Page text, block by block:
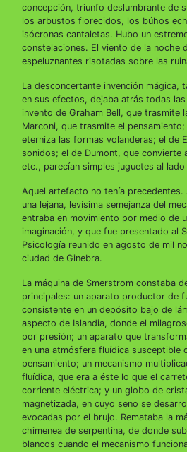
concepción, triunfo deslumbrante de
los arbustos florecidos, los búhos
isócronas cantaletas. Hubo un
constelaciones. El viento de la noche
espeluznantes risotadas sobre las
La desconcertante invención mágica,
en sus efectos, dejaba atrás todas
invento de Graham Bell, que trasmite
Marconi, que trasmite el
eterniza las formas volanderas; el de
sonidos; el de Dumont, que convierte
etc., parecían simples juguetes al
Aquel artefacto no tenía precedentes.
una lejana, levísima semejanza del
entraba en movimiento por medio de
imaginación, y que fue presentado al
Psicología reunido en agosto de mil
ciudad de Ginebra.
La máquina de Smerstrom constaba
principales: un aparato productor de
consistente en un depósito bajo de
aspecto de Islandia, donde el
por presión; un aparato que
en una atmósfera fluídica susceptible
pensamiento; un mecanismo
fluídica, que era a éste lo que el
corriente eléctrica; y un globo de
magnetizada, en cuyo seno se
evocadas por el brujo. Remataba la
chimenea de serpentina, de donde
blancos cuando el mecanismo